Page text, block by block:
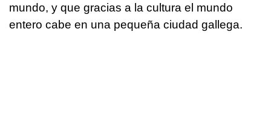
mundo, y que gracias a la cultura el mundo
entero cabe en una pequeña ciudad gallega.